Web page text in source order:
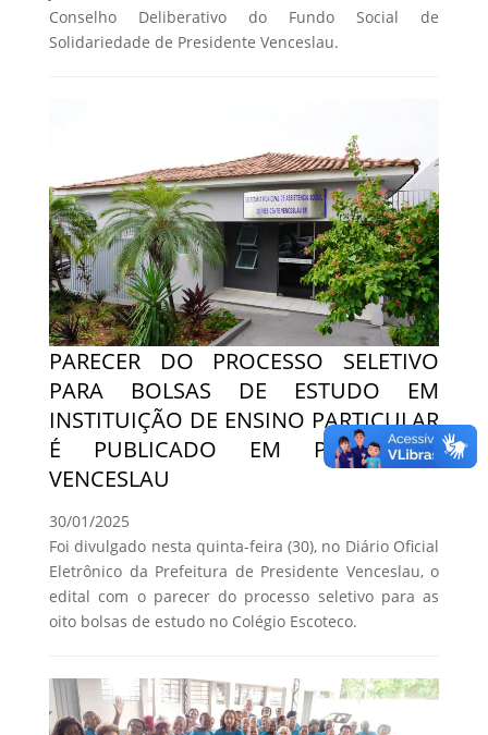
Conselho Deliberativo do Fundo Social de
Solidariedade de Presidente Venceslau.
PARECER DO PROCESSO SELETIVO
PARA BOLSAS DE ESTUDO EM
INSTITUIÇÃO DE ENSINO PARTICULAR
É PUBLICADO EM PRESIDENTE
VENCESLAU
30/01/2025
Foi divulgado nesta quinta-feira (30), no Diário Oficial
Eletrônico da Prefeitura de Presidente Venceslau, o
edital com o parecer do processo seletivo para as
oito bolsas de estudo no Colégio Escoteco.